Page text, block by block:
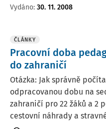
Vydáno: 30. 11. 2008
ČLÁNKY
Pracovní doba
do zahraničí
Otázka: Jak správně
odpracovanou dobu na
zahraničí pro 22 žáků a 2
cestovní náhrady a